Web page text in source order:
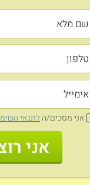
אני מסכים/הלתנאי
אני